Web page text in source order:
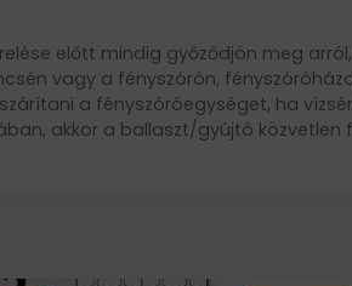
előtt mindig győződjön meg
vagy a fényszórón,
a fényszóróegységet, ha
akkor a ballaszt/gyújtó közvetlen